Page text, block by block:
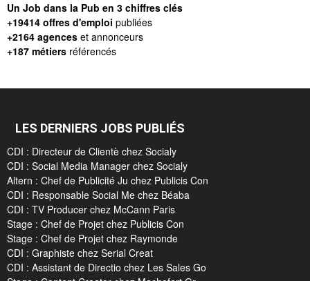
Un Job dans la Pub en 3 chiffres clés
+19414 offres d'emploi publiées
+2164 agences et annonceurs
+187 métiers référencés
LES DERNIERS JOBS PUBLIÉS
CDI : Directeur de Clientè chez Socialy
CDI : Social Media Manager chez Socialy
Altern : Chef de Publicité Ju chez Publicis Con
CDI : Responsable Social Me chez Béaba
CDI : TV Producer chez McCann Paris
Stage : Chef de Projet chez Publicis Con
Stage : Chef de Projet chez Raymonde
CDI : Graphiste chez Serial Creat
CDI : Assistant de Directio chez Les Sales Go